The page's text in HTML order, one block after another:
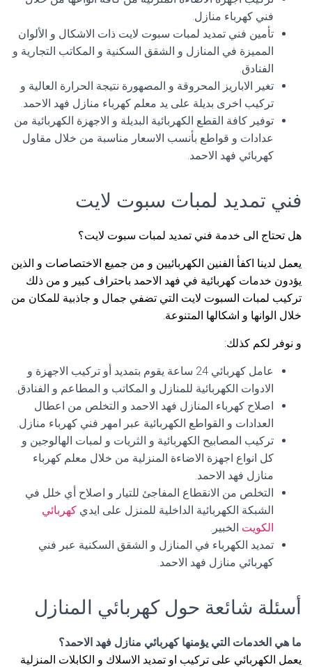
فني كهرباء منازل.
تأمين فني تمديد لمبات سبوت لايت ذات الاشكال و الألوان
المميزة في المنازل و الشقق السكنية و المكاتب التجارية و
الفنادق.
تغير الاباريز المحروقة و المصهورة نتيجة الحرارة العالية و
تركيب اخرى بديلة على يد معلم كهرباء منازل فهد الاحمد.
توفير كافة القطع الكهربائية البديلة و الاجهزة الكهربائية من
عدادات و قواطع بأنسب الاسعار مناسبة من خلال مقاول
كهربائي فهد الاحمد.
فني تمديد لمبات سبوت لايت
هل تحتاج الى خدمة فني تمديد لمبات سبوت لايت؟
يعمل لدينا اكفأ الفنين الكهربائيين و من جميع الاختصاصات و الذين
يؤدون خدمات كهربائية في فهد الاحمد باحتراف كبير و من ذلك
تركيب لمبات السبوت لايت التي تضفي جمال و جاذبية للمكان من
خلال الوانها و اشكالها المتنوعة.
و نوفر لكم كذلك:
عامل كهربائي 24 ساعة يقوم بتمديد أو تركيب الاجهزة و
الادوات الكهربائية للمنازل و المكاتب و المطاعم و الفنادق.
اصلاح كهرباء المنازل فهد الاحمد و التخلص من اعطال
العدادات و القواطع الكهربائية عبر امهر فني كهرباء منازل.
تركيب المصابيح الكهربائية و الثريات و لمبات الهالوجين و
كل انواع اجهزة الاضاءة المنزلية من خلال معلم كهرباء
منازل فهد الاحمد.
التخلص من الانقطاع المفاجئ للتيار و اصلاح أي خلل في
الشبكة الكهربائية الداخلية للمنزل على ايدي كهربائي
الكويت الخبير.
تمديد الكهرباء في المنازل و الشقق السكنية عبر فني
كهربائي منازل فهد الاحمد.
أسئلة شائعة حول كهربائي المنازل
ما هي الخدمات التي يؤمنها كهربائي منازل فهد الاحمد؟
يعمل الكهربائي على تركيب او تمديد الاسلاك و الكابلات المنزلية